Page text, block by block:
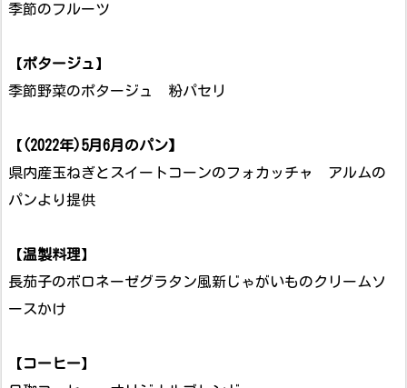
季節のフルーツ
【ポタージュ 】
季節野菜のポタージュ 粉パセリ
【 (2022年)5月6月のパン】
県内産玉ねぎとスイートコーンのフォカッチャ アルムの
パンより提供
【温製料理】
長茄子のボロネーゼグラタン風新じゃがいものクリームソ
ースかけ
【 コーヒー】